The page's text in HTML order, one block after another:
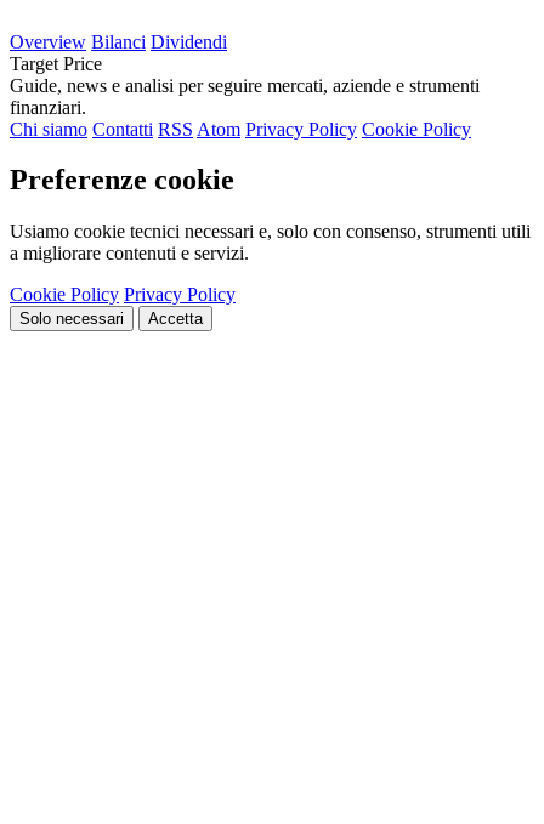
Overview Bilanci Dividendi
Target Price
Guide, news e analisi per seguire mercati, aziende e strumenti
finanziari.
Chi siamo Contatti RSS Atom Privacy Policy Cookie Policy
Preferenze cookie
Usiamo cookie tecnici necessari e, solo con consenso, strumenti utili
a migliorare contenuti e servizi.
Cookie Policy Privacy Policy
Solo necessari Accetta